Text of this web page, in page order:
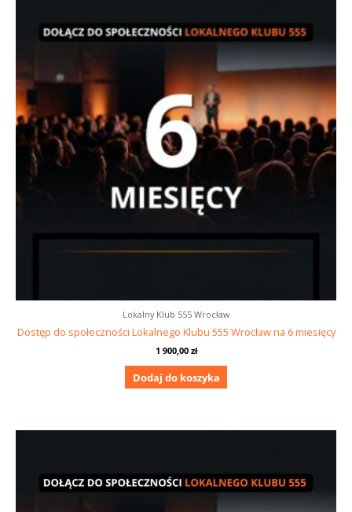
Lokalny Klub 555 Wrocław
Dostęp do społeczności Lokalnego Klubu 555 Wrocław na 6 miesięcy
1 900,00 zł
Dodaj do koszyka